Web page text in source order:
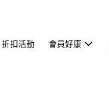
折扣活動 會員好康